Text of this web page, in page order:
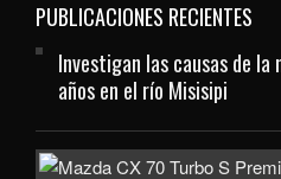
PUBLICACIONES RECIENTES
Investigan las causas de la
años en el río Misisipi